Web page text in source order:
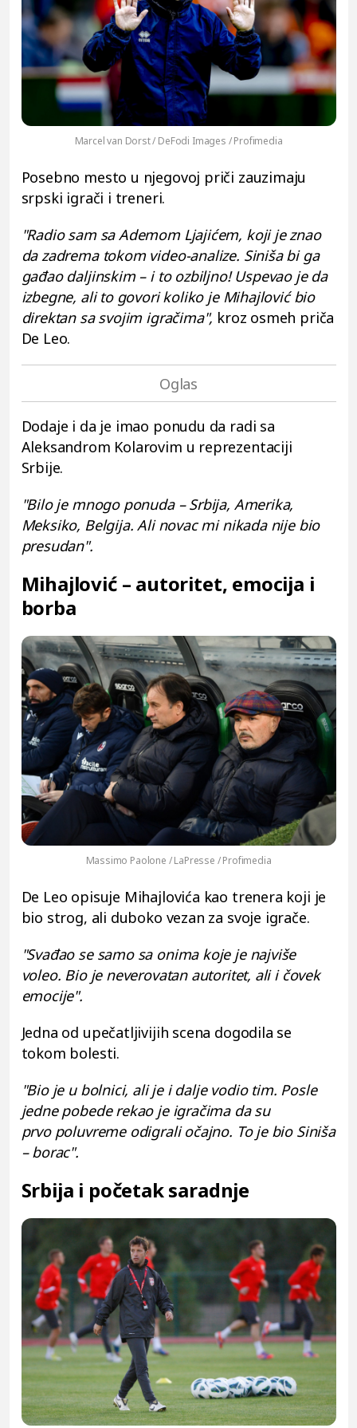
Marcel van Dorst / DeFodi Images / Profimedia
Posebno mesto u njegovoj priči zauzimaju
srpski igrači i treneri.
"Radio sam sa Ademom Ljajićem, koji je znao
da zadrema tokom video-analize. Siniša bi ga
gađao daljinskim – i to ozbiljno! Uspevao je da
izbegne, ali to govori koliko je Mihajlović bio
direktan sa svojim igračima", kroz osmeh priča
De Leo.
Dodaje i da je imao ponudu da radi sa
Aleksandrom Kolarovim u reprezentaciji
Srbije.
"Bilo je mnogo ponuda – Srbija, Amerika,
Meksiko, Belgija. Ali novac mi nikada nije bio
presudan".
Mihajlović – autoritet, emocija i
borba
Massimo Paolone / LaPresse / Profimedia
De Leo opisuje Mihajlovića kao trenera koji je
bio strog, ali duboko vezan za svoje igrače.
"Svađao se samo sa onima koje je najviše
voleo. Bio je neverovatan autoritet, ali i čovek
emocije".
Jedna od upečatljivijih scena dogodila se
tokom bolesti.
"Bio je u bolnici, ali je i dalje vodio tim. Posle
jedne pobede rekao je igračima da su
prvo poluvreme odigrali očajno. To je bio Siniša
– borac".
Srbija i početak saradnje